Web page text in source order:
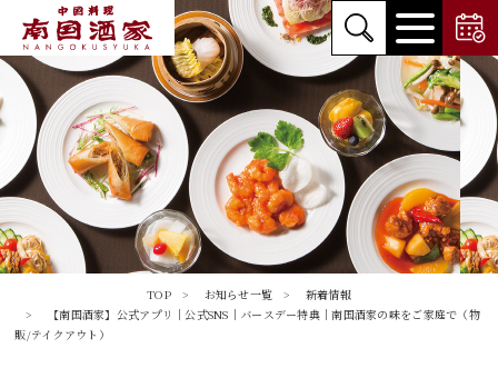
TOP お知らせ一覧
新着情報
【南国酒家】公式アプリ｜公式SNS｜バースデー特典｜南国酒家の味をご家庭で（物
販/テイクアウト）